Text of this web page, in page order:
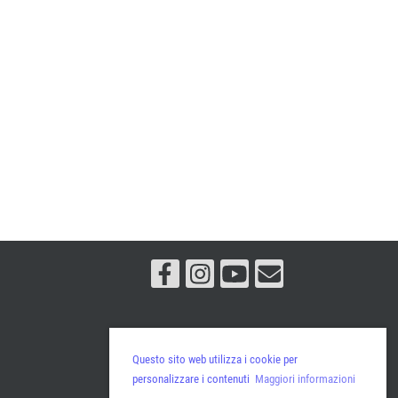
Questo sito web utilizza i cookie per
personalizzare i contenuti Maggiori informazioni